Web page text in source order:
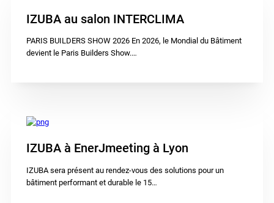
IZUBA au salon INTERCLIMA
PARIS BUILDERS SHOW 2026 En 2026, le Mondial du Bâtiment
devient le Paris Builders Show.…
IZUBA à EnerJmeeting à Lyon
IZUBA sera présent au rendez-vous des solutions pour un
bâtiment performant et durable le 15…